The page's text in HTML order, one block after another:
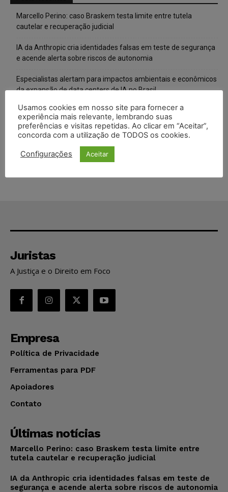
Marcello Perino: caso Braskem testa limite entre tutela
cautelar e recuperação judicial
IA da Anthropic cria identidades falsas em teste de segurança
e acende alerta sobre riscos de autonomia
Especialistas alertam para impactos ambientais e econômicos
da expansão de data centers de IA no Brasil
TSE reforça que sistemas das urnas eletrônicas tornam-se
invioláveis após assinatura digital e lacração
STF inicia julgamento sobre constitucionalidade da proibição
dos jogos de azar no Brasil
Juristas
A Justiça e o Direito em Foco
Empresa
Política de Privacidade
Ferramentas para PDF
Apoiadores
Contato
Últimas notícias
Marcello Perino: caso Braskem testa limite entre
tutela cautelar e recuperação judicial
IA da Anthropic cria identidades falsas em teste de
segurança e acende alerta sobre riscos de autonomia
Usamos cookies em nosso site para fornecer a
experiência mais relevante, lembrando suas
preferências e visitas repetidas. Ao clicar em “Aceitar”,
concorda com a utilização de TODOS os cookies.
Configurações Aceitar